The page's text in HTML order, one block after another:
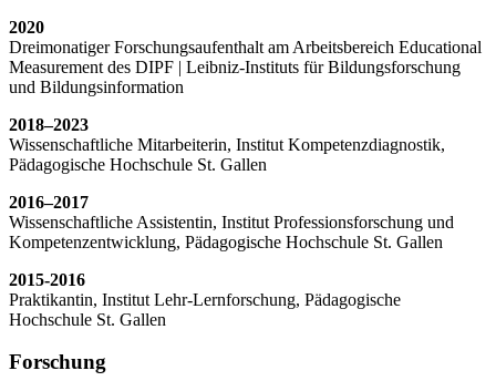
2020
Dreimonatiger Forschungsaufenthalt am Arbeitsbereich Educational
Measurement des DIPF | Leibniz-Instituts für Bildungsforschung
und Bildungsinformation
2018–2023
Wissenschaftliche Mitarbeiterin, Institut Kompetenzdiagnostik,
Pädagogische Hochschule St. Gallen
2016–2017
Wissenschaftliche Assistentin, Institut Professionsforschung und
Kompetenzentwicklung, Pädagogische Hochschule St. Gallen
2015-2016
Praktikantin, Institut Lehr-Lernforschung, Pädagogische
Hochschule St. Gallen
Forschung